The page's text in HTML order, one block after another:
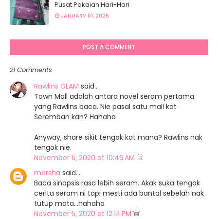
Pusat Pakaian Hari-Hari
JANUARY 01, 2026
POST A COMMENT
21 Comments
Rawlins GLAM said…
Town Mall adalah antara novel seram pertama
yang Rawlins baca. Nie pasal satu mall kat
Seremban kan? Hahaha
Anyway, share sikit tengok kat mana? Rawlins nak
tengok nie.
November 5, 2020 at 10:46 AM
marsha said…
Baca sinopsis rasa lebih seram. Akak suka tengok
cerita seram ni tapi mesti ada bantal sebelah nak
tutup mata...hahaha
November 5, 2020 at 12:14 PM